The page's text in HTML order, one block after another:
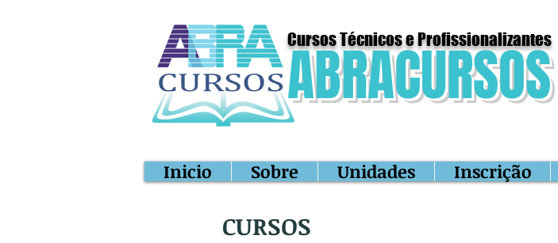
Cursos Técnicos e Profissionalizantes
ABRACURSOS
Inicio Sobre Unidades Inscrição
CURSOS